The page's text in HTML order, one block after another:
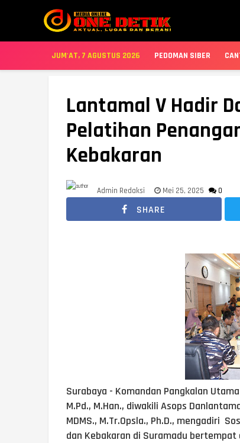
JUM'AT, 7 AGUSTUS 2026 PEDOMAN SIBER
Lantamal V Hadir
Pelatihan
Kebakaran
Admin Redaksi Mei 25, 2025 0
SHARE
Surabaya - Komandan Pangkalan
M.Pd., M.Han., diwakili Asops
MDMS., M.Tr.Opsla., Ph.D., mengadiri
dan Kebakaran di Suramadu